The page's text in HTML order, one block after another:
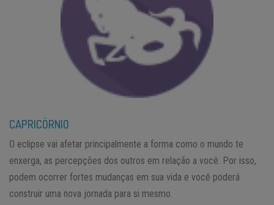
CAPRICÓRNIO
O eclipse vai afetar principalmente a forma como o mundo te
enxerga, as percepções dos outros em relação a você. Por isso,
podem ocorrer fortes mudanças em sua vida e você poderá
construir uma nova jornada para si mesmo.